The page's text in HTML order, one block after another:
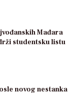
Mađara
studentsku listu
novog nestanka